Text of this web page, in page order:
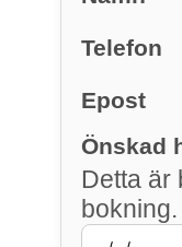
Telefon
Epost
Önskad
Detta är
bokning.